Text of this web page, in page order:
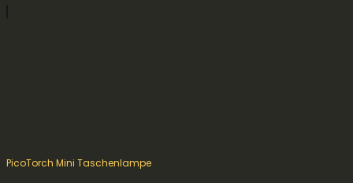
PicoTorch Mini Taschenlampe